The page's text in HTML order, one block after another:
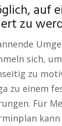
auf
zu
sich, um
zu
zu einem
Für